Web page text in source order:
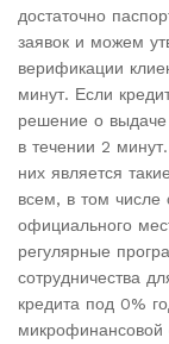
достаточно
заявок и можем
верификации
минут. Если
решение о выдаче
в течении 2
них является
всем, в том
официального
регулярные
сотрудничества
кредита под 0%
микрофинансовой